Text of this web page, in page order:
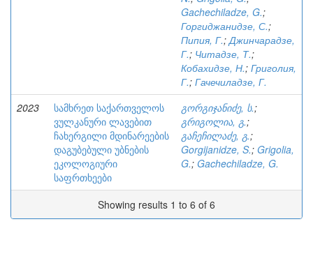
Gachechiladze, G.;
Горгиджанидзе, С.;
Пипия, Г.;Джинчарадзе,
Г.; Читадзе, Т.;
Кобахидзе, Н.; Григолия,
Г.; Гачечиладзе, Г.
2023
სამხრეთ საქართველოს
ვულკანური ლავებით
ჩახერგილი მდინარეების
დაგუბებული უბნების
ეკოლოგიური
საფრთხეები
გორგიჯანიძე, ს.;
გრიგოლია, გ.;
გაჩეჩილაძე, გ.;
Gorgijanidze, S.; Grigolia,
G.; Gachechiladze, G.
Showing results 1 to 6 of 6